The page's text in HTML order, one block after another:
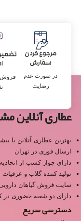
مرجوع کردن
سفارش
در صورت عدم
رضایت
فروش
عطاری آنلاین
بهترین عطاری آنلاین با
ارسال فوری در تهران
دارای جواز کسب از
تولید کننده گلاب و
سایت فروش گیاهان
دارای دو شعبه حضوری در
دسترسی سریع